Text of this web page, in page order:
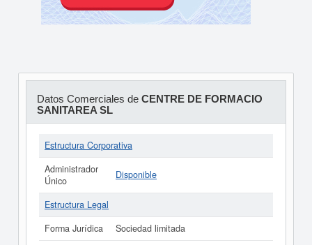
Datos Comerciales de CENTRE DE FORMACIO
SANITAREA SL
Estructura Corporativa
Administrador
Único
Disponible
Estructura Legal
Forma Jurídica
Sociedad limitada